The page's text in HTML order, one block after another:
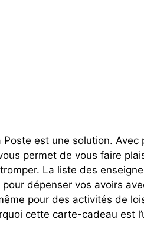
est une solution.
permet de vous faire
La liste des
dépenser vos avoirs
pour des activités de
cette carte-cadeau est